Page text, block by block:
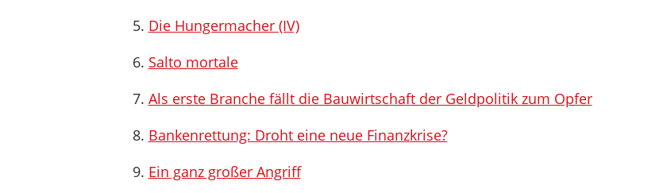
Die Hungermacher (IV)
Salto mortale
Als erste Branche fällt die Bauwirtschaft der Geldpolitik zum Opfer
Bankenrettung: Droht eine neue Finanzkrise?
Ein ganz großer Angriff